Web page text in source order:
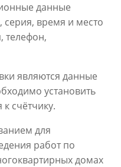
данные
серия, время и место
телефон,
являются данные
установить
счётчику.
для
работ по
домах